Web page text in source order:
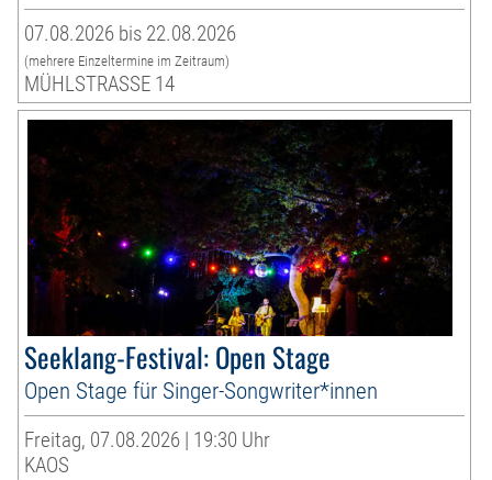
07.08.2026 bis 22.08.2026
(mehrere Einzeltermine im Zeitraum)
MÜHLSTRASSE 14
Seeklang-Festival: Open Stage
Open Stage für Singer-Songwriter*innen
Freitag, 07.08.2026 | 19:30 Uhr
KAOS